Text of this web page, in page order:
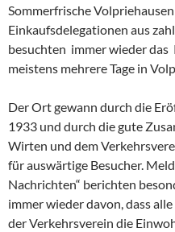
Sommerfrische
Einkaufsdelegationen aus
besuchten immer wieder
meistens mehrere Tage in
Der Ort gewann durch die
1933 und durch die gute
Wirten und dem
für auswärtige Besucher.
Nachrichten“ berichten
immer wieder davon, dass
der Verkehrsverein die